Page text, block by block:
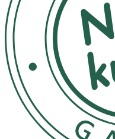
- Utsätt ej för direkt
Innehåll
Ethyl Acetate, Butyl
Acid/Neopentyl Glycol/
Acetyl Tributyl Citrate,
Isobutyrate, N-Butyl
Trimethylpentanediyl
Trimethylsiloxysilicate,